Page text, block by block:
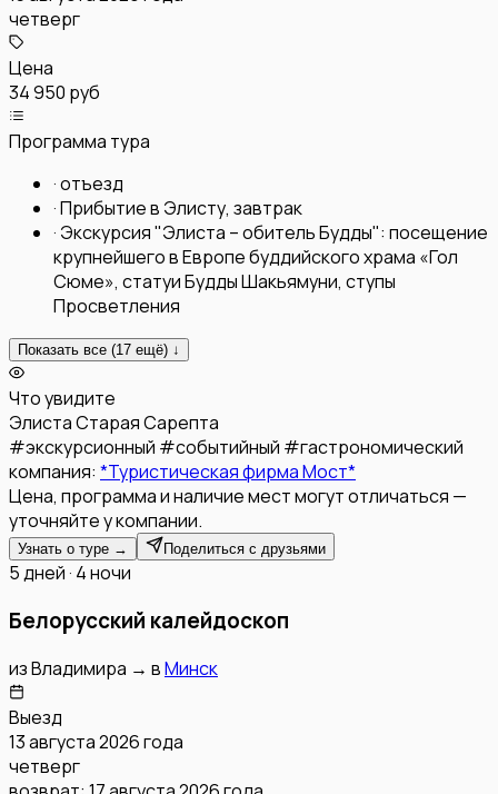
четверг
Цена
34 950 руб
Программа тура
·отъезд
·Прибытие в Элисту, завтрак
· Экскурсия "Элиста – обитель Будды": посещение
крупнейшего в Европе буддийского храма «Гол
Сюме», статуи Будды Шакьямуни, ступы
Просветления
Показать все (17 ещё) ↓
Что увидите
ЭлистаСтарая Сарепта
#экскурсионный #событийный #гастрономический
компания: *Туристическая фирма Мост*
Цена, программа и наличие мест могут отличаться —
уточняйте у компании.
Узнать о туре → Поделиться с друзьями
5 дней · 4 ночи
Белорусский калейдоскоп
изВладимира → вМинск
Выезд
13 августа 2026 года
четверг